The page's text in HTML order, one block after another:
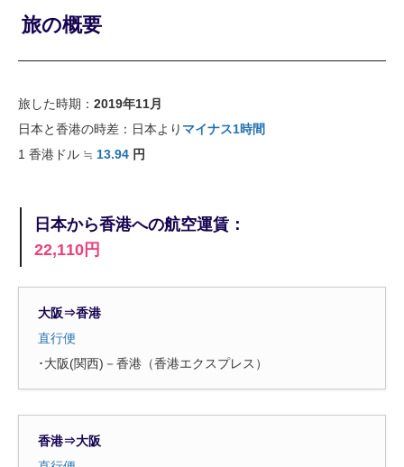
旅の概要
旅した時期： 2019年11月
日本と香港の時差：日本より マイナス1時間
1 香港ドル ≒ 13.94 円
日本から香港への航空運賃：
22,110円
大阪⇒香港
直行便
･大阪(関西)－香港（香港エクスプレス）
香港⇒大阪